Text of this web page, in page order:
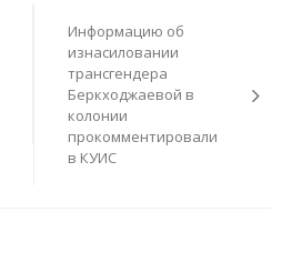
Информацию об
изнасиловании
трансгендера
Беркходжаевой в
колонии
прокомментировали
в КУИС